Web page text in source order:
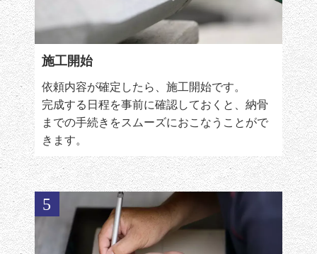
施工開始
依頼内容が確定したら、施工開始です。
完成する日程を事前に確認しておくと、納骨
までの手続きをスムーズにおこなうことがで
きます。
5